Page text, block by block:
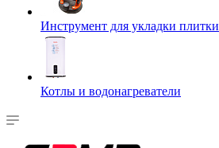
Инструмент для укладки плитки
Котлы и водонагреватели